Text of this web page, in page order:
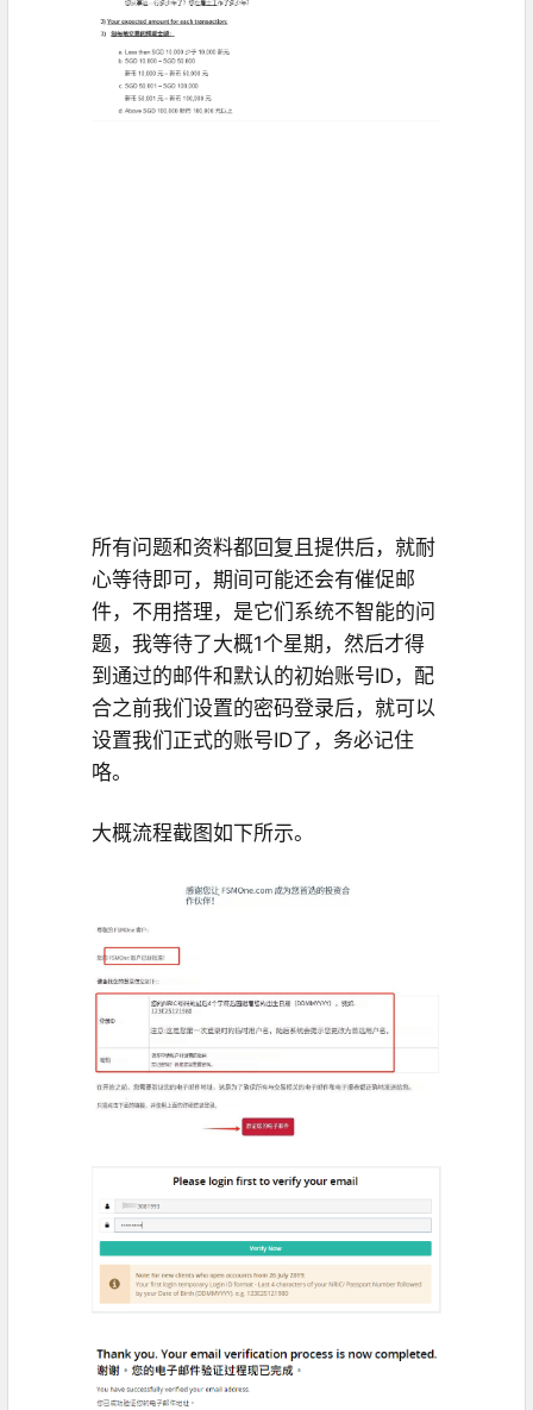
所有问题和资料都回复且提供后，就耐
心等待即可，期间可能还会有催促邮
件，不用搭理，是它们系统不智能的问
题，我等待了大概1个星期，然后才得
到通过的邮件和默认的初始账号ID，配
合之前我们设置的密码登录后，就可以
设置我们正式的账号ID了，务必记住
咯。
大概流程截图如下所示。